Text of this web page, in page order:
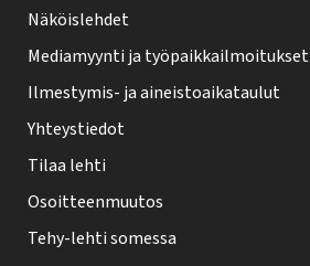
Näköislehdet
Mediamyynti ja työpaikkailmoitukset
Ilmestymis- ja aineistoaikataulut
Yhteystiedot
Tilaa lehti
Osoitteenmuutos
Tehy-lehti somessa